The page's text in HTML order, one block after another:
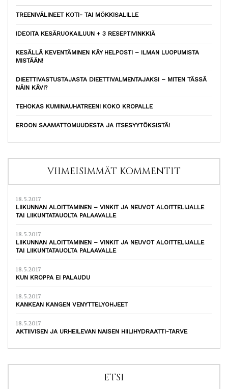
TREENIVÄLINEET KOTI- TAI MÖKKISALILLE
IDEOITA KESÄRUOKAILUUN + 3 RESEPTIVINKKIÄ
KESÄLLÄ KEVENTÄMINEN KÄY HELPOSTI – ILMAN LUOPUMISTA
MISTÄÄN!
DIEETTIVASTUSTAJASTA DIEETTIVALMENTAJAKSI – MITEN TÄSSÄ
NÄIN KÄVI?
TEHOKAS KUMINAUHATREENI KOKO KROPALLE
EROON SAAMATTOMUUDESTA JA ITSESYYTÖKSISTÄ!
VIIMEISIMMÄT KOMMENTIT
18.5.2017
LIIKUNNAN ALOITTAMINEN – VINKIT JA NEUVOT ALOITTELIJALLE
TAI LIIKUNTATAUOLTA PALAAVALLE
18.5.2017
LIIKUNNAN ALOITTAMINEN – VINKIT JA NEUVOT ALOITTELIJALLE
TAI LIIKUNTATAUOLTA PALAAVALLE
18.5.2017
KUN KROPPA EI PALAUDU
18.5.2017
KANKEAN KANGEN VENYTTELYOHJEET
18.5.2017
AKTIIVISEN JA URHEILEVAN NAISEN HIILIHYDRAATTI-TARVE
ETSI